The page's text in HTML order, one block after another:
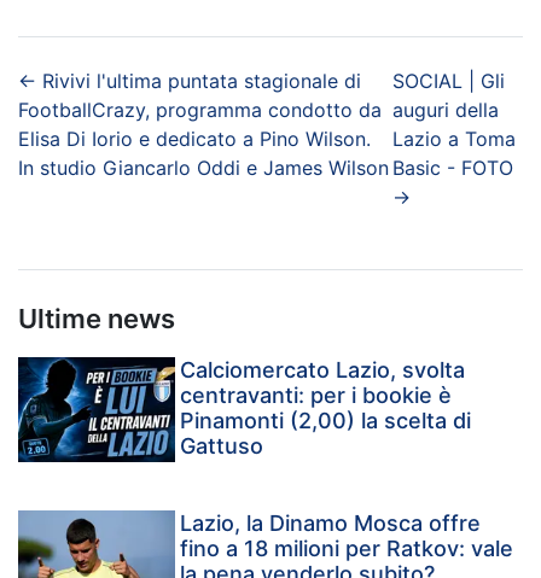
← Rivivi l'ultima puntata stagionale di
FootballCrazy, programma condotto da
Elisa Di Iorio e dedicato a Pino Wilson.
In studio Giancarlo Oddi e James Wilson
SOCIAL | Gli
auguri della
Lazio a Toma
Basic - FOTO
→
Ultime news
Calciomercato Lazio, svolta
centravanti: per i bookie è
Pinamonti (2,00) la scelta di
Gattuso
Lazio, la Dinamo Mosca offre
fino a 18 milioni per Ratkov: vale